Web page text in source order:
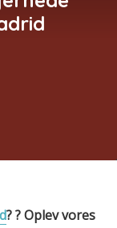
??Oplev vores